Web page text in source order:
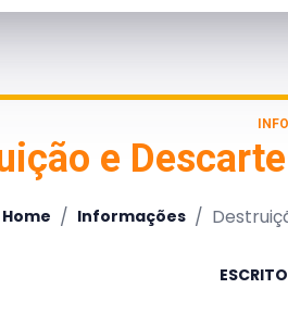
e
Home / Informações /